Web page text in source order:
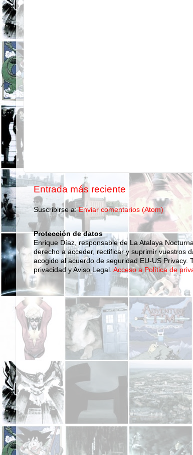
Entrada más reciente
Suscribirse a:Enviar comentarios (Atom)
Protección de datos
Enrique Díaz, responsable de La Atalaya
derecho a acceder, rectificar y suprimir vuestros
acogido al acuerdo de seguridad EU-US
privacidad y Aviso Legal. Acceso a Política de